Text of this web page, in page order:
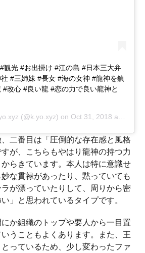
観光 #お出掛け #江の島 #日本三大弁
#三姉妹 #長女 #海の女神 #龍神を鎮
改心 #良い龍 #恋の力で良い龍神と
(@k.yo.xyz) on Oct 31, 2018 at 3:50am PDT
二番目は「圧倒的な存在感と風格
が、こちらもやはり龍神の持つ力
らきています。本人は特に意識せ
な貫禄があったり、黙っていても
が漂っていたりして、周りから密
」と思われているタイプです。
か組織のトップや要人から一目置
うこともよくあります。また、王
っているため、少し変わったファ